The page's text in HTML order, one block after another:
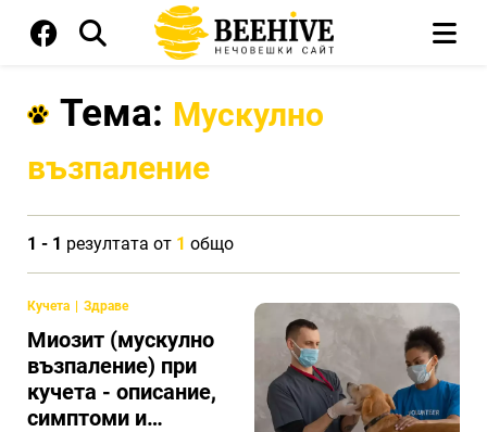
Тема: Мускулно
възпаление
1 - 1 резултата от 1 общо
Кучета Здраве
Миозит (мускулно
възпаление) при
кучета - описание,
симптоми и